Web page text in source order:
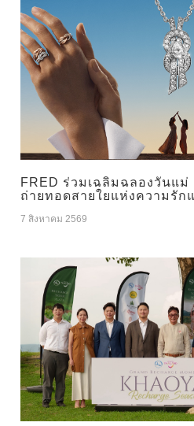
FRED ร่วมเฉลิมฉลองวันแม่
ถ่ายทอดสายใยแห่งความรัก
7 สิงหาคม 2569